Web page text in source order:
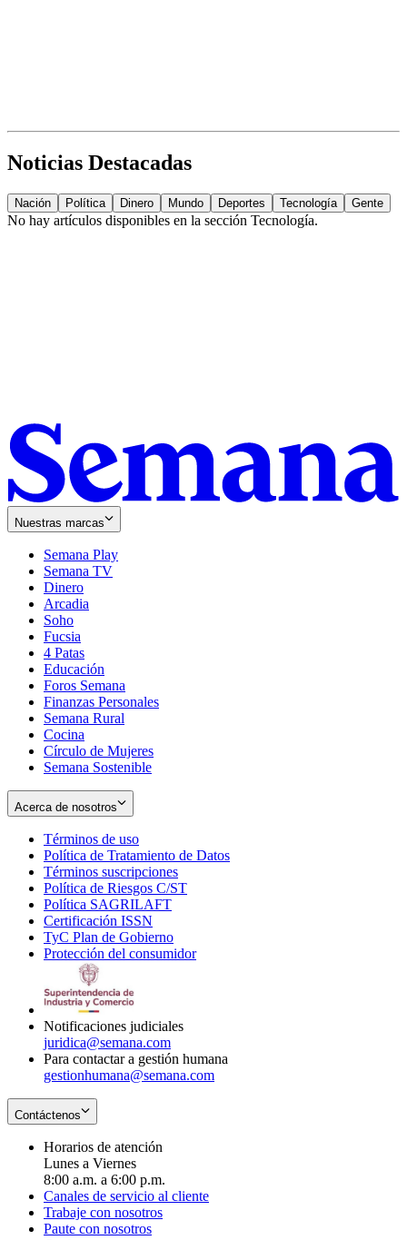
Noticias Destacadas
Nación Política Dinero Mundo Deportes Tecnología Gente
No hay artículos disponibles en la sección Tecnología.
Nuestras marcas
Semana Play
Semana TV
Dinero
Arcadia
Soho
in
new
window
Fucsia
in
new
window
4 Patas
Educación
Foros Semana
Finanzas Personales
Semana Rural
Cocina
Círculo de Mujeres
Semana Sostenible
Acerca de nosotros
Términos de uso
in
new
window
Política de Tratamiento de Datos
Términos suscripciones
in
Política de Riesgos C/ST
Política SAGRILAFT
new
window
Certificación ISSN
in
new
TyC Plan de Gobierno
in
Protección del consumidorOpens
Notificaciones judiciales
juridica@semana.com
Para contactar a gestión humana
gestionhumana@semana.com
Contáctenos
Horarios de atención
Lunes a Viernes
8:00 a.m. a 6:00 p.m.
Canales de servicio al cliente
Trabaje con nosotros
Paute con nosotros